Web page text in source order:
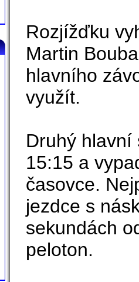
Rozjížďku
Martin
hlavního
využít.
Druhý hlavní
15:15 a
časovce.
jezdce s
sekundách
peloton.